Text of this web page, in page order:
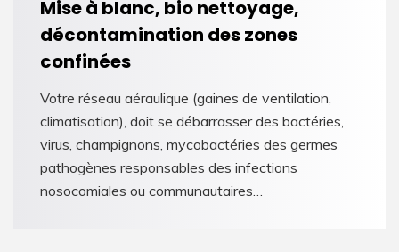
Mise à blanc, bio nettoyage,
décontamination des zones
confinées
Votre réseau aéraulique (gaines de ventilation,
climatisation), doit se débarrasser des bactéries,
virus, champignons, mycobactéries des germes
pathogènes responsables des infections
nosocomiales ou communautaires…